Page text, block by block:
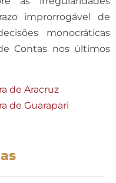
improrrogável de
monocráticas
Contas nos últimos
de Aracruz
de Guarapari